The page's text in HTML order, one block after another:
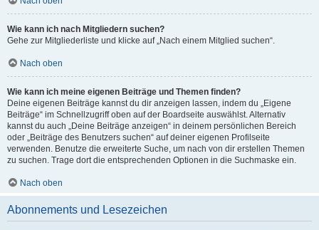
Wie kann ich nach Mitgliedern suchen?
Gehe zur Mitgliederliste und klicke auf „Nach einem Mitglied suchen“.
Nach oben
Wie kann ich meine eigenen Beiträge und Themen finden?
Deine eigenen Beiträge kannst du dir anzeigen lassen, indem du „Eigene
Beiträge“ im Schnellzugriff oben auf der Boardseite auswählst. Alternativ
kannst du auch „Deine Beiträge anzeigen“ in deinem persönlichen Bereich
oder „Beiträge des Benutzers suchen“ auf deiner eigenen Profilseite
verwenden. Benutze die erweiterte Suche, um nach von dir erstellen Themen
zu suchen. Trage dort die entsprechenden Optionen in die Suchmaske ein.
Nach oben
Abonnements und Lesezeichen